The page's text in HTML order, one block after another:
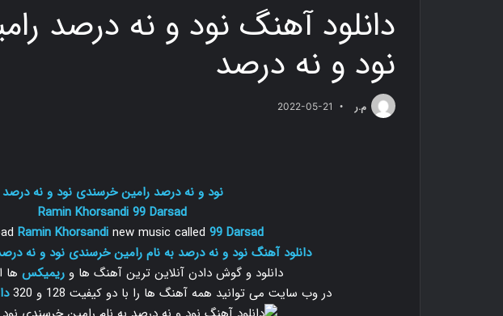
دانلود آهنگ نود و نه درصد
نود و نه درصد
م.ر 2022-05-21
نود و نه درصد رامین خرسندی نود و نه درصد
Ramin Khorsandi 99 Darsad
Ramin Khorsandinew music called 99 Darsad
دانلود آهنگ نود و نه درصد به نام رامین خرسندی نود و نه
دانلود و گوش دادن آنلاین ترین آهنگ ها و ریمیکس ها
در وب سایت می توانید همه آهنگ ها را با دو کیفیت 128 و 320